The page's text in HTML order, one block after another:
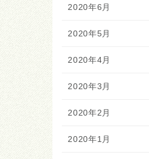
2020年6月
2020年5月
2020年4月
2020年3月
2020年2月
2020年1月